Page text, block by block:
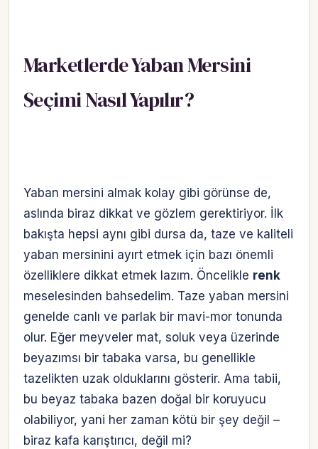
Marketlerde Yaban Mersini
Seçimi Nasıl Yapılır?
Yaban mersini almak kolay gibi görünse de,
aslında biraz dikkat ve gözlem gerektiriyor. İlk
bakışta hepsi aynı gibi dursa da, taze ve kaliteli
yaban mersinini ayırt etmek için bazı önemli
özelliklere dikkat etmek lazım. Öncelikle renk
meselesinden bahsedelim. Taze yaban mersini
genelde canlı ve parlak bir mavi-mor tonunda
olur. Eğer meyveler mat, soluk veya üzerinde
beyazımsı bir tabaka varsa, bu genellikle
tazelikten uzak olduklarını gösterir. Ama tabii,
bu beyaz tabaka bazen doğal bir koruyucu
olabiliyor, yani her zaman kötü bir şey değil –
biraz kafa karıştırıcı, değil mi?